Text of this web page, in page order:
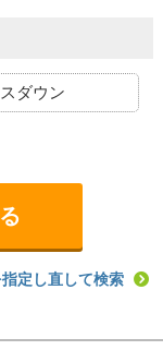
ダウン
定し直して検索